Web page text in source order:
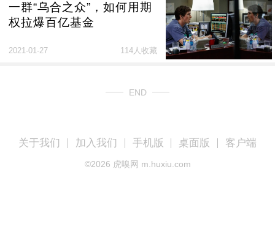
一群“乌合之众”，如何用期
权拉爆百亿基金
2021-01-27 114人收藏
END
关于我们 加入我们 手机版 桌面版 客户端
©2026 虎嗅网 m.huxiu.com